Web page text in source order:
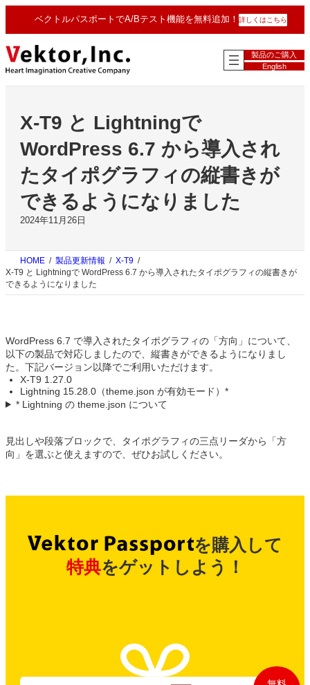
を
ス
キ
ッ
ベクトルパスポートでA/Bテスト機能を無料追加！ 詳しくはこちら
製品のご購入
English
X-T9 と Lightningで
WordPress 6.7 から導入され
たタイポグラフィの縦書きが
できるようになりました
2024年11月26日
HOME 製品更新情報
X-T9
X-T9 と Lightningで WordPress 6.7 から導入されたタイポグラフィの縦書きが
できるようになりました
WordPress 6.7 で導入されたタイポグラフィの「方向」について、
以下の製品で対応しましたので、縦書きができるようになりまし
た。下記バージョン以降でご利用いただけます。
X-T9 1.27.0
Lightning 15.28.0（theme.json が有効モード）*
* Lightning の theme.json について
見出しや段落ブロックで、タイポグラフィの三点リーダから「方
向」を選ぶと使えますので、ぜひお試しください。
を購入して
特典をゲットしよう！